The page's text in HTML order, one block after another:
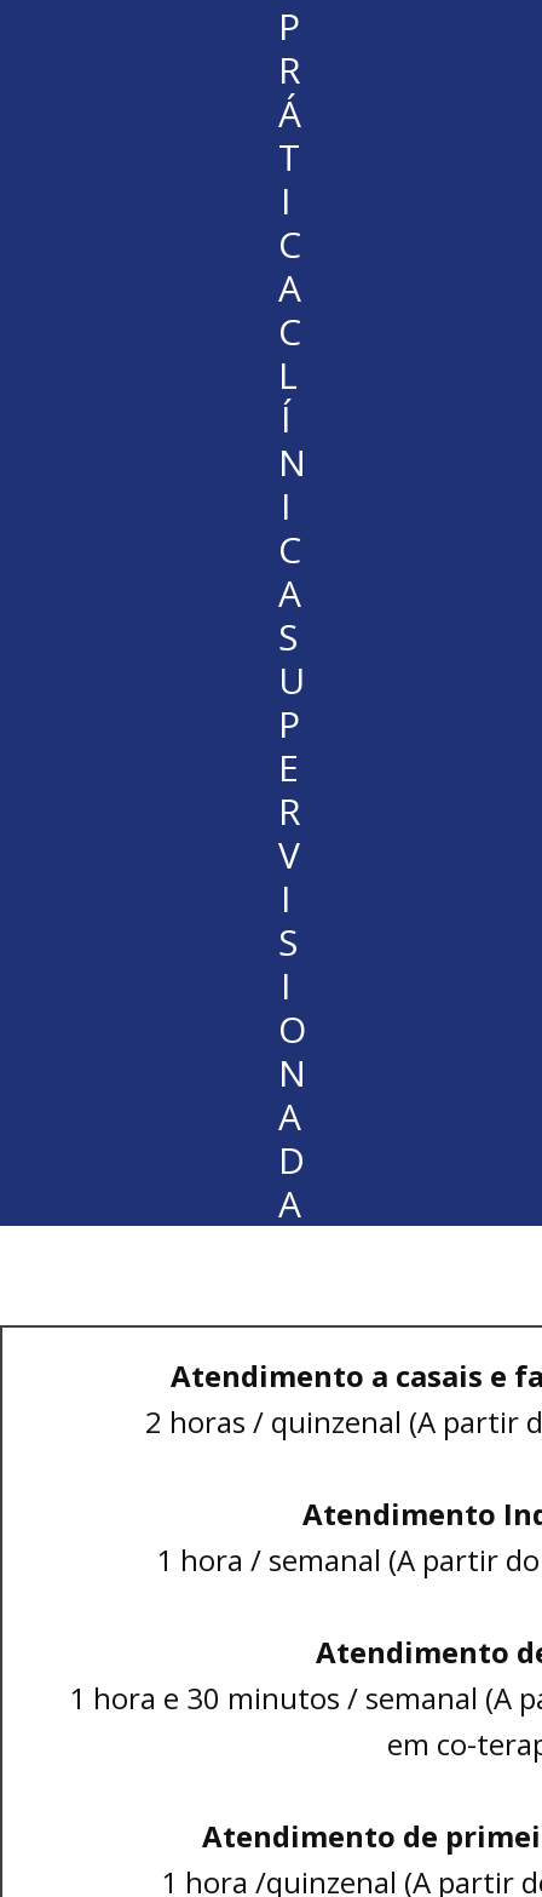
P
R
Á
T
I
C
A
C
L
Í
N
I
C
A
S
U
P
E
R
V
I
S
I
O
N
A
D
A
Atendimento a casais e
2 horas / quinzenal (A partir
Atendimento
1 hora / semanal (A partir
Atendimento
1 hora e 30 minutos / semanal (A
em co-
Atendimento de
1 hora /quinzenal (A partir